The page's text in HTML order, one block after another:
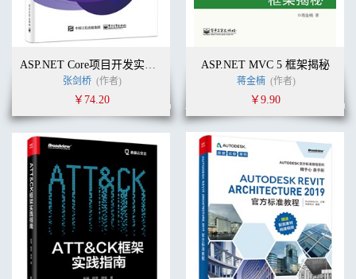
ASP.NET Core项目开发实战入门
张剑桥 (作者)
￥74.20
ASP.NET MVC 5 框架揭秘
蒋金楠 (作者)
￥9.90